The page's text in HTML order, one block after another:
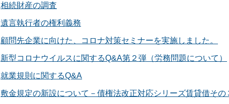
相続財産の調査
遺言執行者の権利義務
顧問先企業に向けた、コロナ対策セミナーを実施しました。
新型コロナウイルスに関するQ&A第２弾（労務問題について）
就業規則に関するQ&A
敷金規定の新設について－債権法改正対応シリーズ賃貸借その